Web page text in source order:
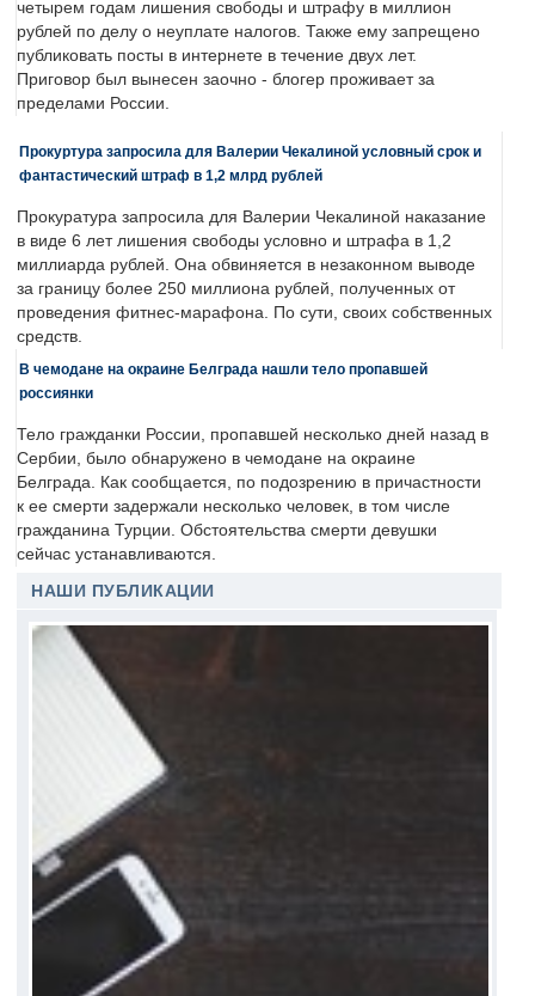
четырем годам лишения свободы и штрафу в миллион
рублей по делу о неуплате налогов. Также ему запрещено
публиковать посты в интернете в течение двух лет.
Приговор был вынесен заочно - блогер проживает за
пределами России.
Прокуртура запросила для Валерии Чекалиной условный срок и
фантастический штраф в 1,2 млрд рублей
Прокуратура запросила для Валерии Чекалиной наказание
в виде 6 лет лишения свободы условно и штрафа в 1,2
миллиарда рублей. Она обвиняется в незаконном выводе
за границу более 250 миллиона рублей, полученных от
проведения фитнес-марафона. По сути, своих собственных
средств.
В чемодане на окраине Белграда нашли тело пропавшей
россиянки
Тело гражданки России, пропавшей несколько дней назад в
Сербии, было обнаружено в чемодане на окраине
Белграда. Как сообщается, по подозрению в причастности
к ее смерти задержали несколько человек, в том числе
гражданина Турции. Обстоятельства смерти девушки
сейчас устанавливаются.
НАШИ ПУБЛИКАЦИИ